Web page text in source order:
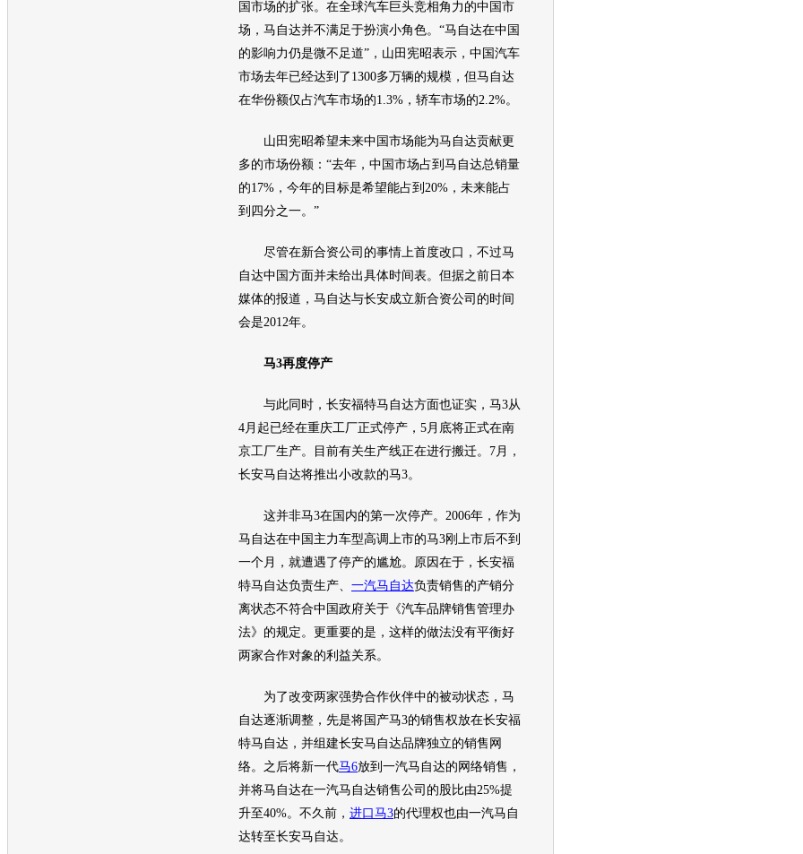
国市场的扩张。在全球汽车巨头竞相角力的中国市
场， 马自达并不满足于扮演小角色。“马自达在中国
的影响力仍是微不足道”，山田宪昭表示，中国汽车
市场去年已经达到了1300多万辆的规模，但马自达
在华份额仅占汽车市场的1.3%，轿车市场的2.2%。
山田宪昭希望未来中国市场能为马自达贡献更
多的市场份额：“去年，中国市场占到 马自达总销量
的17%，今年的目标是希望能占到20%，未来能占
到四分之一。”
尽管在新合资公司的事情上首度改口，不过马
自达中国方面并未给出具体时间表。但据之前日本
媒体的报道， 马自达与长安成立新合资公司的时间
会是2012年。
马3再度停产
与此同时， 长安福特马自达方面也证实，马3从
4月起已经在重庆工厂正式停产，5月底将正式在南
京工厂生产。目前有关生产线正在进行搬迁。7月，
长安马自达将推出小改款的马3。
这并非马3在国内的第一次停产。2006年，作为
马自达在中国主力车型高调上市的马3刚上市后不到
一个月，就遭遇了停产的尴尬。原因在于， 长安福
特马自达负责生产、 一汽马自达负责销售的产销分
离状态不符合中国政府关于《汽车品牌销售管理办
法》的规定。更重要的是，这样的做法没有平衡好
两家合作对象的利益关系。
为了改变两家强势合作伙伴中的被动状态， 马
自达逐渐调整，先是将国产马3的销售权放在长安福
特马自达 ，并组建长安马自达品牌独立的销售网
络。之后将新一代马6放到 一汽马自达的网络销售，
并将马自达在一汽马自达销售公司的股比由25%提
升至40%。不久前， 进口马3的代理权也由一汽马自
达转至长安马自达。